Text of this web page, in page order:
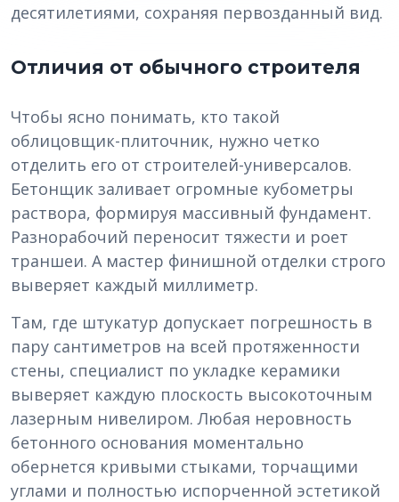
десятилетиями, сохраняя первозданный вид.
Отличия от обычного строителя
Чтобы ясно понимать, кто такой
облицовщик-плиточник, нужно четко
отделить его от строителей-универсалов.
Бетонщик заливает огромные кубометры
раствора, формируя массивный фундамент.
Разнорабочий переносит тяжести и роет
траншеи. А мастер финишной отделки строго
выверяет каждый миллиметр.
Там, где штукатур допускает погрешность в
пару сантиметров на всей протяженности
стены, специалист по укладке керамики
выверяет каждую плоскость высокоточным
лазерным нивелиром. Любая неровность
бетонного основания моментально
обернется кривыми стыками, торчащими
углами и полностью испорченной эстетикой